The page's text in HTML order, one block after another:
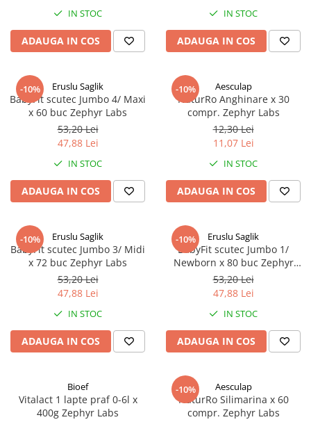
IN STOC
ADAUGA IN COS
IN STOC
ADAUGA IN COS
-10% Eruslu Saglik
BabyFit scutec Jumbo 4/ Maxi
x 60 buc Zephyr Labs
53,20 Lei
47,88 Lei
IN STOC
ADAUGA IN COS
-10% Aesculap
NaturRo Anghinare x 30
compr. Zephyr Labs
12,30 Lei
11,07 Lei
IN STOC
ADAUGA IN COS
-10% Eruslu Saglik
BabyFit scutec Jumbo 3/ Midi
x 72 buc Zephyr Labs
53,20 Lei
47,88 Lei
IN STOC
ADAUGA IN COS
-10% Eruslu Saglik
BabyFit scutec Jumbo 1/
Newborn x 80 buc Zephyr
Labs
53,20 Lei
47,88 Lei
IN STOC
ADAUGA IN COS
Bioef
Vitalact 1 lapte praf 0-6l x
400g Zephyr Labs
-10% Aesculap
NaturRo Silimarina x 60
compr. Zephyr Labs